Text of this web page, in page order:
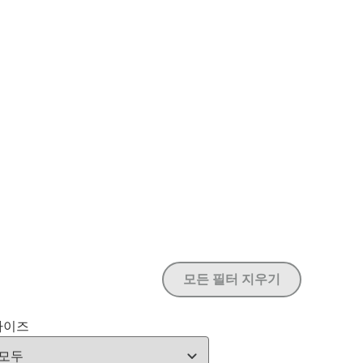
모든 필터 지우기
이즈